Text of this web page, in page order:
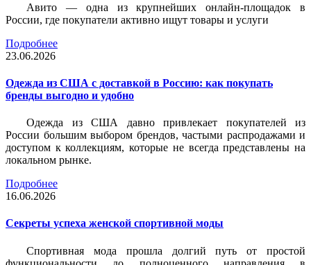
Авито — одна из крупнейших онлайн-площадок в
России, где покупатели активно ищут товары и услуги
Подробнее
23.06.2026
Одежда из США с доставкой в Россию: как покупать
бренды выгодно и удобно
Одежда из США давно привлекает покупателей из
России большим выбором брендов, частыми распродажами и
доступом к коллекциям, которые не всегда представлены на
локальном рынке.
Подробнее
16.06.2026
Секреты успеха женской спортивной моды
Спортивная мода прошла долгий путь от простой